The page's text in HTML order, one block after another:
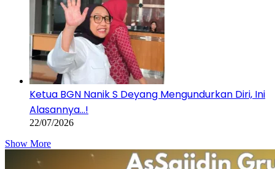
Ketua BGN Nanik S Deyang Mengundurkan Diri, Ini
Alasannya…!
22/07/2026
Show More